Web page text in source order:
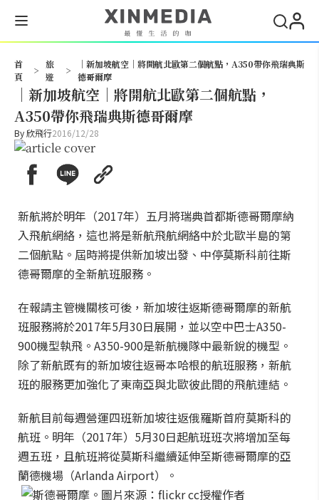
首
頁
>
旅
遊
>
│新加坡航空│將開航北歐第二個航點，A350帶你飛瑞典斯
德哥爾摩
│新加坡航空│將開航北歐第二個航點，
A350帶你飛瑞典斯德哥爾摩
By欣飛行2016/12/28
新航將於明年（2017年）五月將瑞典首都斯德哥爾摩納
入飛航網絡，這也將是新航飛航網絡中於北歐半島的第
二個航點。屆時將提供新加坡出發、中停莫斯科前往斯
德哥爾摩的全新航班服務。
在報請主管機關核可後，新加坡往返斯德哥爾摩的新航
班服務將於2017年5月30日展開，並以空中巴士A350-
900機型執飛。A350-900是新航機隊中最新銳的機型。
除了新航既有的新加坡往返哥本哈根的航班服務，新航
班的服務更加強化了東南亞與北歐彼此間的飛航連結。
新航目前每週營運四班新加坡往返俄羅斯首府莫斯科的
航班。明年（2017年）5月30日起航班班次將增加至每
週五班，且航班將從莫斯科繼續延伸至斯德哥爾摩的亞
蘭德機場（Arlanda Airport）。